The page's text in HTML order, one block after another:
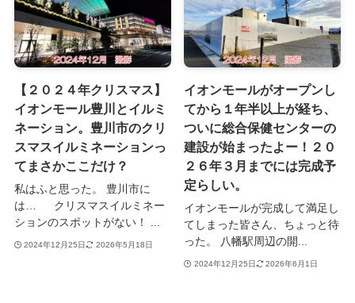
【２０２４年クリスマス】
イオンモール豊川とイルミ
ネーション。豊川市のクリ
スマスイルミネーションっ
てまさかここだけ？
私はふと思った。 豊川市に
は… クリスマスイルミネー
ションのスポットがない！ ...
2024年12月25日 2026年5月18日
イオンモールがオープンし
てから１年半以上が経ち、
ついに総合保健センターの
建設が始まったよー！２０
２６年３月までには完成予
定らしい。
イオンモールが完成して満足し
てしまった皆さん、ちょっと待
った。 八幡駅周辺の開...
2024年12月25日 2026年6月1日